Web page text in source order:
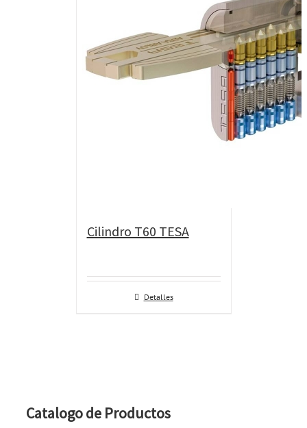
Cilindro T60 TESA
Detalles
Catalogo de Productos